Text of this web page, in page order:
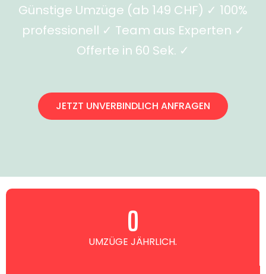
Günstige Umzüge (ab 149 CHF) ✓ 100%
professionell ✓ Team aus Experten ✓
Offerte in 60 Sek. ✓
JETZT UNVERBINDLICH ANFRAGEN
UMZÜGE JÄHRLICH.
0